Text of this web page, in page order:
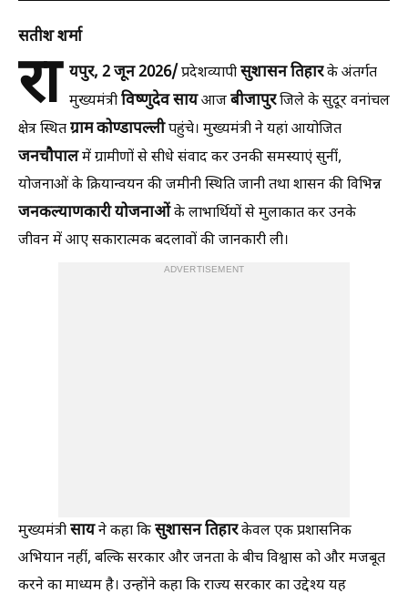
सतीश शर्मा
रा यपुर, 2 जून 2026/प्रदेशव्यापीसुशासन तिहारके अंतर्गत
मुख्यमंत्रीविष्णुदेव सायआजबीजापुरजिले के सुदूर वनांचल
क्षेत्र स्थितग्राम कोण्डापल्लीपहुंचे। मुख्यमंत्री ने यहां आयोजित
जनचौपालमें ग्रामीणों से सीधे संवाद कर उनकी समस्याएं सुनीं,
योजनाओं के क्रियान्वयन की जमीनी स्थिति जानी तथा शासन की विभिन्न
जनकल्याणकारी योजनाओंके लाभार्थियों से मुलाकात कर उनके
जीवन में आए सकारात्मक बदलावों की जानकारी ली।
ADVERTISEMENT
मुख्यमंत्रीसायने कहा किसुशासन तिहारकेवल एक प्रशासनिक
अभियान नहीं, बल्कि सरकार और जनता के बीच विश्वास को और मजबूत
करने का माध्यम है। उन्होंने कहा कि राज्य सरकार का उद्देश्य यह